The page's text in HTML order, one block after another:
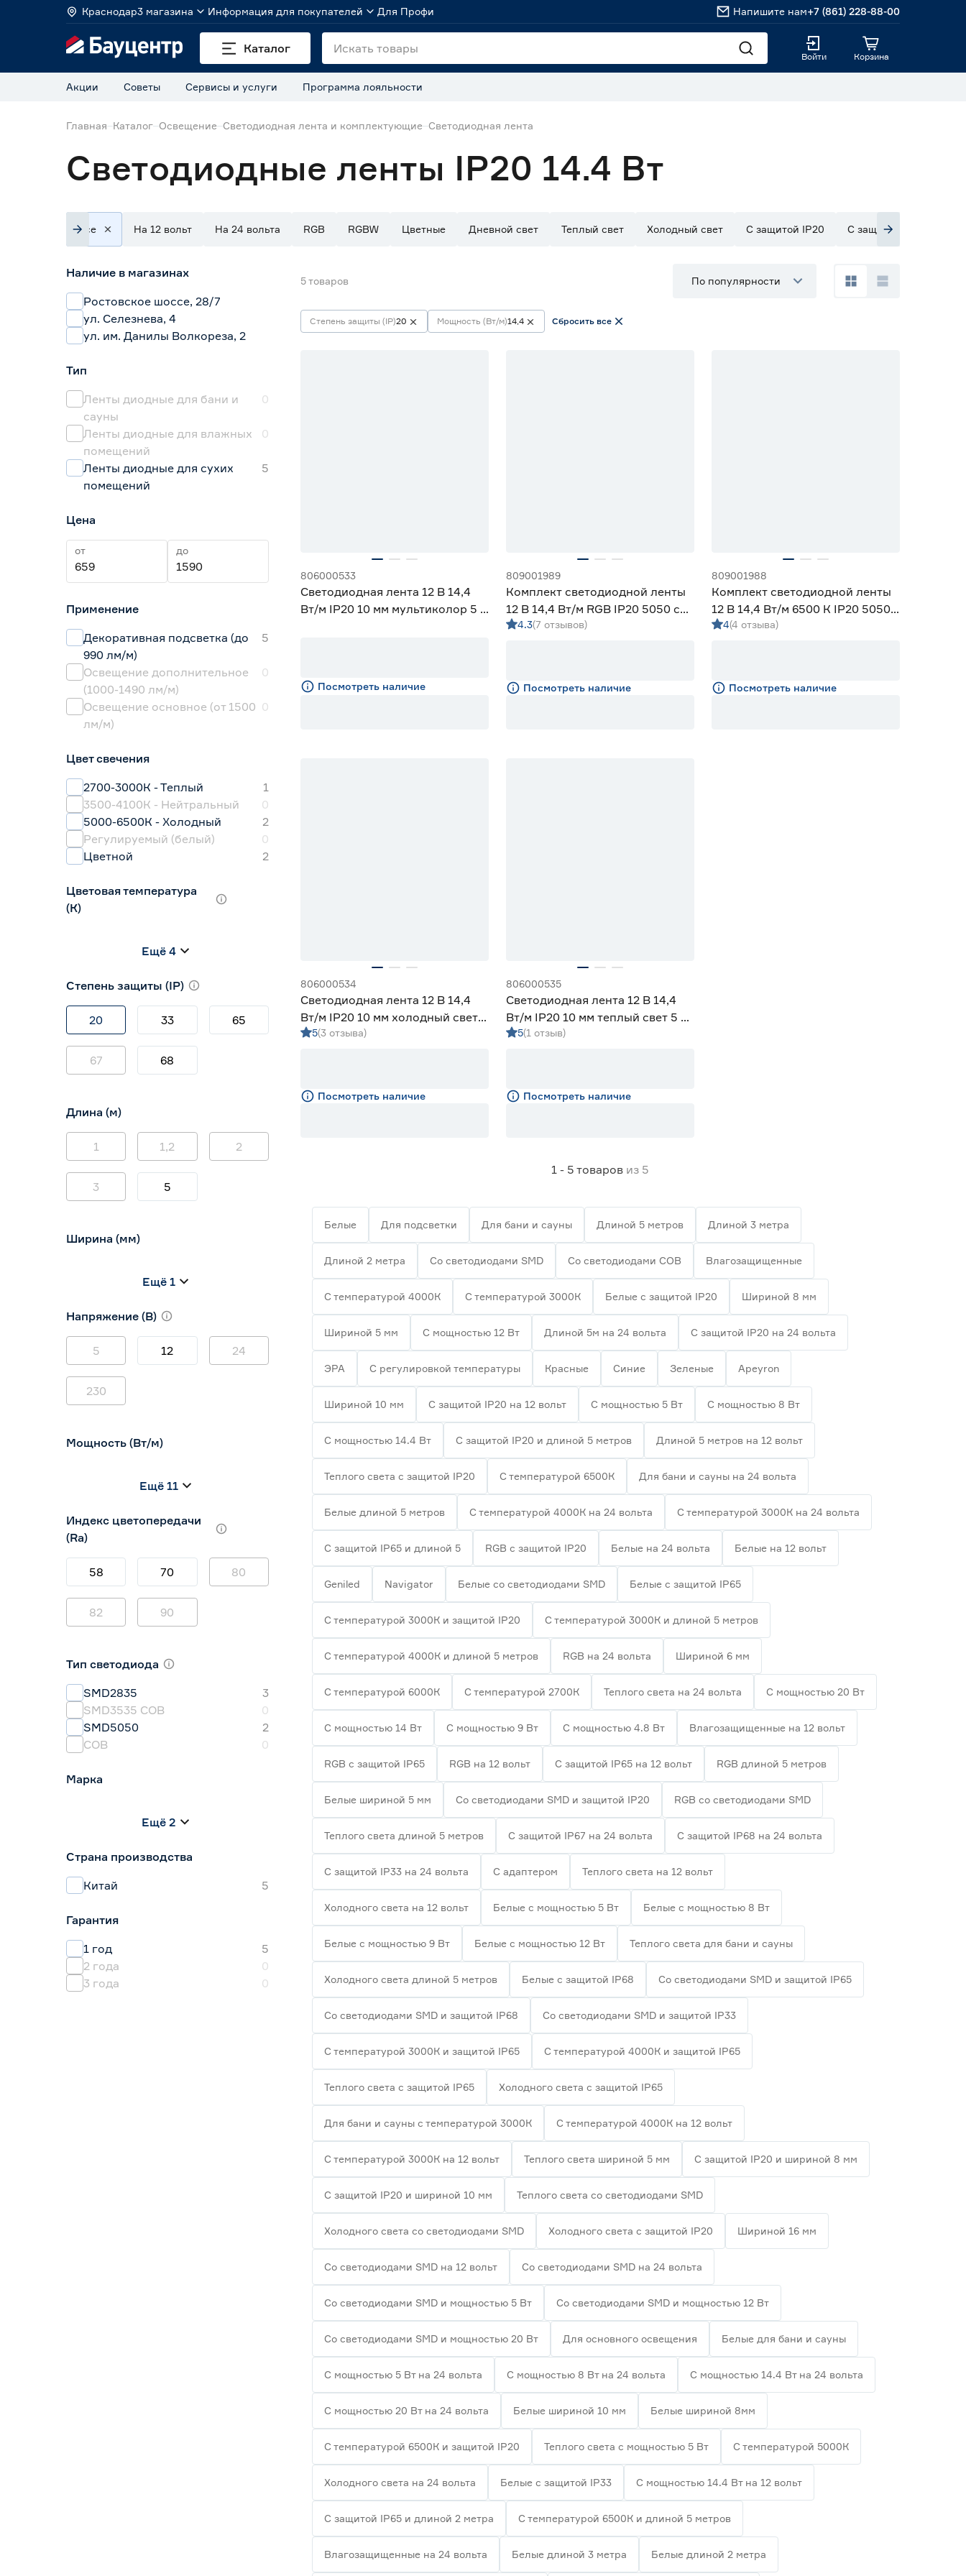
Краснодар3 магазина Информация для покупателей Для Профи Напишите нам+7 (861) 228-88-00
Каталог
Войти Корзина
Акции Советы Сервисы и услуги Программа лояльности
Главная Каталог Освещение Светодиодная лента и комплектующие Светодиодная лента
Светодиодные ленты IP20 14.4 Вт
Все На 12 вольт На 24 вольта RGB RGBW Цветные Дневной свет Теплый свет Холодный свет С защитой IP20 С защитой IP33
Наличие в магазинах
Ростовское шоссе, 28/7
ул. Селезнева, 4
ул. им. Данилы Волкореза, 2
Тип
Ленты диодные для бани и
сауны
0
Ленты диодные для влажных
помещений
0
Ленты диодные для сухих
помещений
5
Цена
от до
Применение
Декоративная подсветка (до
990 лм/м)
5
Освещение дополнительное
(1000-1490 лм/м)
0
Освещение основное (от 1500
лм/м)
0
Цвет свечения
2700-3000К - Теплый
1
3500-4100К - Нейтральный
0
5000-6500К - Холодный
2
Регулируемый (белый)
0
Цветной
2
Цветовая температура
(К)
2700-3000 (теплый)
3800-4200 (дневной)
4000 (нейтральный)
0
Ещё 4
Степень защиты (IP)
20 33 65
67 68
Длина (м)
1 1,2 2
3 5
Ширина (мм)
10 12
Ещё 1
Напряжение (В)
5 12 24
230
Мощность (Вт/м)
5 7
Ещё 11
Индекс цветопередачи
(Ra)
58 70 80
82 90
Тип светодиода
SMD2835
3
SMD3535 СОВ
0
SMD5050
2
СОВ
0
Марка
Navigator
Ещё 2
Страна производства
Китай
5
Гарантия
1 год
5
2 года
0
3 года
0
5товаров По популярности
Степень защиты (IP)20 Мощность (Вт/м)14,4 Сбросить все
806000533
Светодиодная лента 12 В 14,4
Вт/м IP20 10 мм мультиколор 5 м
Посмотреть наличие
809001989
Комплект светодиодной ленты
12 В 14,4 Вт/м RGB IP20 5050 с
пультом ДУ 5 м ЭРА
4.3(7 отзывов)
Посмотреть наличие
809001988
Комплект светодиодной ленты
12 В 14,4 Вт/м 6500 К IP20 5050
5 м ЭРА
4(4 отзыва)
Посмотреть наличие
806000534
Светодиодная лента 12 В 14,4
Вт/м IP20 10 мм холодный свет 5
м Smartbuy
5(3 отзыва)
Посмотреть наличие
806000535
Светодиодная лента 12 В 14,4
Вт/м IP20 10 мм теплый свет 5 м
Smartbuy
5(1 отзыв)
Посмотреть наличие
1 - 5 товаров из 5
Белые Для подсветки Для бани и сауны Длиной 5 метров Длиной 3 метра
Длиной 2 метра Со светодиодами SMD Со светодиодами СОВ Влагозащищенные
С температурой 4000К С температурой 3000К Белые с защитой IP20 Шириной 8 мм
Шириной 5 мм С мощностью 12 Вт Длиной 5м на 24 вольта С защитой IP20 на 24 вольта
ЭРА С регулировкой температуры Красные Синие Зеленые Apeyron
Шириной 10 мм С защитой IP20 на 12 вольт С мощностью 5 Вт С мощностью 8 Вт
С мощностью 14.4 Вт С защитой IP20 и длиной 5 метров Длиной 5 метров на 12 вольт
Теплого света с защитой IP20 С температурой 6500К Для бани и сауны на 24 вольта
Белые длиной 5 метров С температурой 4000К на 24 вольта С температурой 3000К на 24 вольта
С защитой IP65 и длиной 5 RGB с защитой IP20 Белые на 24 вольта Белые на 12 вольт
Geniled Navigator Белые со светодиодами SMD Белые с защитой IP65
С температурой 3000К и защитой IP20 С температурой 3000К и длиной 5 метров
С температурой 4000К и длиной 5 метров RGB на 24 вольта Шириной 6 мм
С температурой 6000К С температурой 2700К Теплого света на 24 вольта С мощностью 20 Вт
С мощностью 14 Вт С мощностью 9 Вт С мощностью 4.8 Вт Влагозащищенные на 12 вольт
RGB с защитой IP65 RGB на 12 вольт С защитой IP65 на 12 вольт RGB длиной 5 метров
Белые шириной 5 мм Со светодиодами SMD и защитой IP20 RGB со светодиодами SMD
Теплого света длиной 5 метров С защитой IP67 на 24 вольта С защитой IP68 на 24 вольта
С защитой IP33 на 24 вольта С адаптером Теплого света на 12 вольт
Холодного света на 12 вольт Белые с мощностью 5 Вт Белые с мощностью 8 Вт
Белые с мощностью 9 Вт Белые с мощностью 12 Вт Теплого света для бани и сауны
Холодного света длиной 5 метров Белые с защитой IP68 Со светодиодами SMD и защитой IP65
Со светодиодами SMD и защитой IP68 Со светодиодами SMD и защитой IP33
С температурой 3000К и защитой IP65 С температурой 4000К и защитой IP65
Теплого света с защитой IP65 Холодного света с защитой IP65
Для бани и сауны с температурой 3000К С температурой 4000К на 12 вольт
С температурой 3000К на 12 вольт Теплого света шириной 5 мм С защитой IP20 и шириной 8 мм
С защитой IP20 и шириной 10 мм Теплого света со светодиодами SMD
Холодного света со светодиодами SMD Холодного света с защитой IP20 Шириной 16 мм
Со светодиодами SMD на 12 вольт Со светодиодами SMD на 24 вольта
Со светодиодами SMD и мощностью 5 Вт Со светодиодами SMD и мощностью 12 Вт
Со светодиодами SMD и мощностью 20 Вт Для основного освещения Белые для бани и сауны
С мощностью 5 Вт на 24 вольта С мощностью 8 Вт на 24 вольта С мощностью 14.4 Вт на 24 вольта
С мощностью 20 Вт на 24 вольта Белые шириной 10 мм Белые шириной 8мм
С температурой 6500К и защитой IP20 Теплого света с мощностью 5 Вт С температурой 5000К
Холодного света на 24 вольта Белые с защитой IP33 С мощностью 14.4 Вт на 12 вольт
С защитой IP65 и длиной 2 метра С температурой 6500К и длиной 5 метров
Влагозащищенные на 24 вольта Белые длиной 3 метра Белые длиной 2 метра